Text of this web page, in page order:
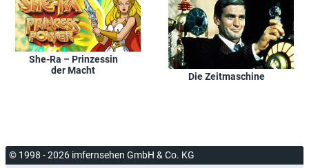
She-Ra – Prinzessin
der Macht
Die Zeitmaschine
© 1998 - 2026 imfernsehen GmbH & Co. KG